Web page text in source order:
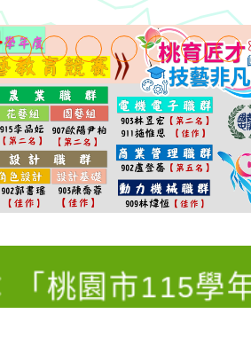
結果(第4招)】
第1學期第9次代
結果(第12招)】
12招)
生本土語及新住
「桃園市115學